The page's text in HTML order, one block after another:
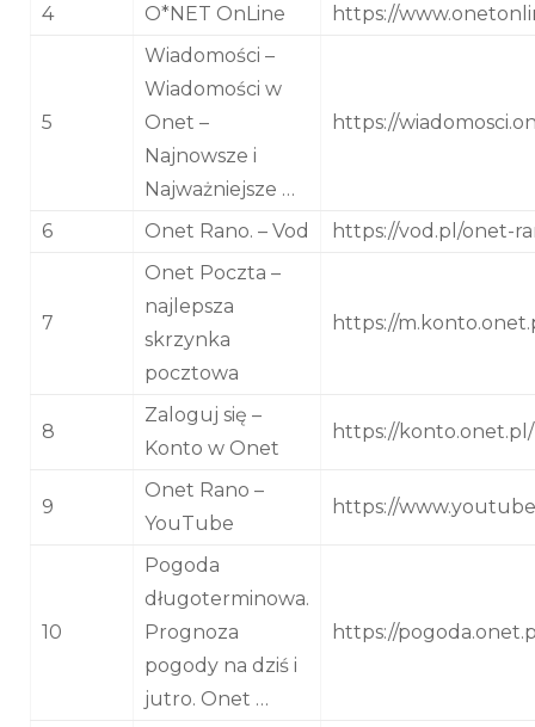
4 O*NET OnLine https://
5
Wiadomości –
Wiadomości w
Onet –
Najnowsze i
Najważniejsze …
https://
6 Onet Rano. – Vod https://vod.pl/onet-
7
Onet Poczta –
najlepsza
skrzynka
pocztowa
https://
8
Zaloguj się –
Konto w Onet
https://konto.onet.pl/
9
Onet Rano –
YouTube
https://
10
Pogoda
długoterminowa.
Prognoza
pogody na dziś i
jutro. Onet …
https://